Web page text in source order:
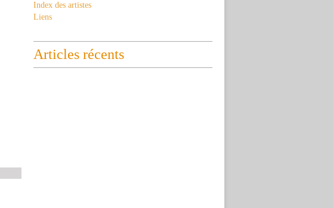
Index des artistes
Liens
Articles récents